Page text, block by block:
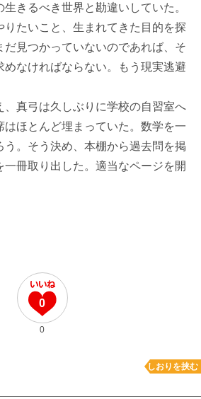
きるべき世界と勘違いしていた。
りたいこと、生まれてきた目的を探
だ見つかっていないのであれば、そ
めなければならない。もう現実逃避
真弓は久しぶりに学校の自習室へ
はほとんど埋まっていた。数学を一
う。そう決め、本棚から過去問を掲
冊取り出した。適当なページを開
0
0
しおりを挟む